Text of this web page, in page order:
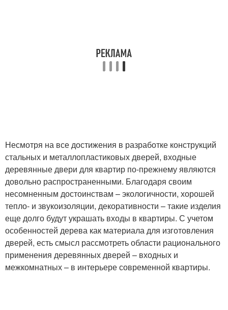
Несмотря на все достижения в разработке конструкций
стальных и металлопластиковых дверей, входные
деревянные двери для квартир по-прежнему являются
довольно распространенными. Благодаря своим
несомненным достоинствам – экологичности, хорошей
тепло- и звукоизоляции, декоративности – такие изделия
еще долго будут украшать входы в квартиры. С учетом
особенностей дерева как материала для изготовления
дверей, есть смысл рассмотреть области рационального
применения деревянных дверей – входных и
межкомнатных – в интерьере современной квартиры.